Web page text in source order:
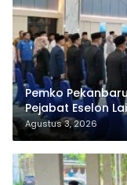
Pemko
Pejabat Eselon
Agustus 3, 2026